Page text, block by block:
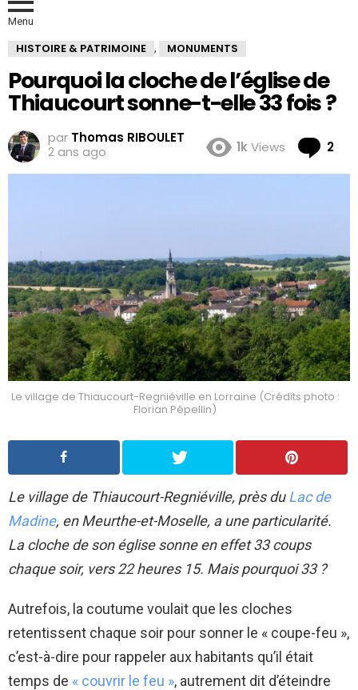
Menu
HISTOIRE & PATRIMOINE , MONUMENTS
Pourquoi la cloche de l’église de
Thiaucourt sonne-t-elle 33 fois ?
par Thomas RIBOULET
2 ans ago
1kViews 2
Le village de Thiaucourt-Regniéville en Lorraine (Crédits photo :
Florian Pépellin)
Le village de Thiaucourt-Regniéville, près duLac de
Madine, en Meurthe-et-Moselle, a une particularité.
La cloche de son église sonne en effet 33 coups
chaque soir, vers 22 heures 15. Mais pourquoi 33 ?
Autrefois, la coutume voulait que les cloches
retentissent chaque soir pour sonner le « coupe-feu »,
c’est-à-dire pour rappeler aux habitants qu’il était
temps de « couvrir le feu », autrement dit d’éteindre